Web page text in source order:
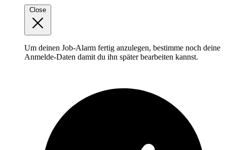
Close
Um deinen Job-Alarm fertig anzulegen, bestimme noch deine
Anmelde-Daten damit du ihn später bearbeiten kannst.